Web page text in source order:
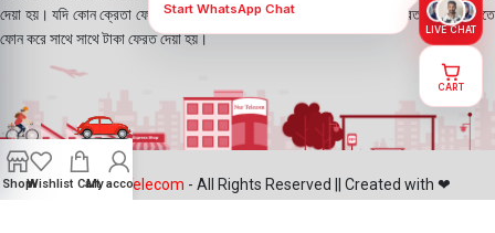
দেয়া হয়। যদি কোন ক্রেতা ফোন না ধরে সেক্ষেত্রে Nur Telecom দায়ী নয়। ক্রেতা যদি পরবর্তীতে
ফোন করে সাথে সাথে টাকা ফেরত দেয়া হয়।
©2025Nur Telecom - All Rights Reserved || Created with ❤
ShopWishlist CartMy account
Start WhatsApp Chat
LIVE CHAT
CART